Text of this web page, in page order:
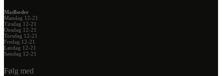
Madboder
Mandag 12-21
Tirsdag 12-21
Onsdag 12-21
Torsdag 12-21
Fredag 12-21
Lørdag 12-21
Søndag 12-21
Følg med